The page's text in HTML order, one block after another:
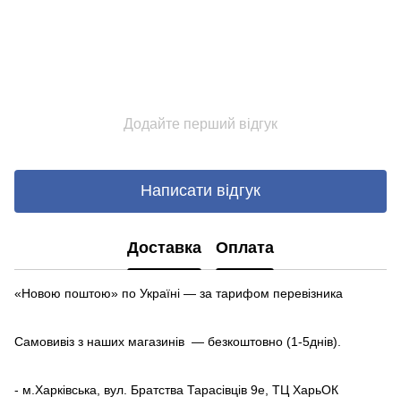
Додайте перший відгук
Написати відгук
Доставка Оплата
«Новою поштою» по Україні — за тарифом перевізника
Самовивіз з наших магазинів — безкоштовно (1-5днів).
- м.Харківська, вул. Братства Тарасівців 9е, ТЦ ХарьОК